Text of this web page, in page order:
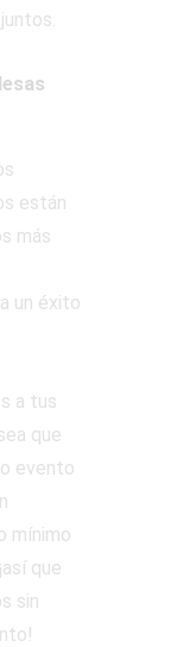
están
más
un éxito
a tus
que
evento
mínimo
que
sin